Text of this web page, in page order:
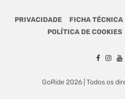
PRIVACIDADE FICHA TÉCNICA
POLÍTICA DE COOKIES
GoRide 2026 | Todos os